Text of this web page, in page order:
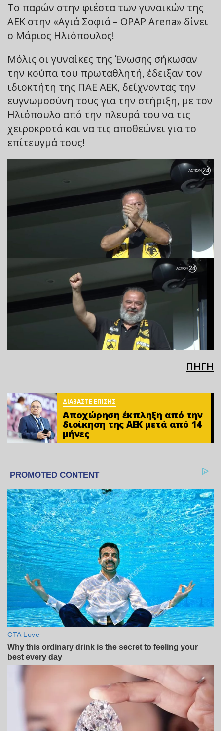
Το παρών στην φιέστα των γυναικών της
ΑΕΚ στην «Αγιά Σοφιά – OPAP Arena» δίνει
ο Μάριος Ηλιόπουλος!
Μόλις οι γυναίκες της Ένωσης σήκωσαν
την κούπα του πρωταθλητή, έδειξαν τον
ιδιοκτήτη της ΠΑΕ ΑΕΚ, δείχνοντας την
ευγνωμοσύνη τους για την στήριξη, με τον
Ηλιόπουλο από την πλευρά του να τις
χειροκροτά και να τις αποθεώνει για το
επίτευγμά τους!
ΠΗΓΗ
ΔΙΑΒΑΣΤΕ ΕΠΙΣΗΣ
Αποχώρηση έκπληξη από την
διοίκηση της ΑΕΚ μετά από 14
μήνες